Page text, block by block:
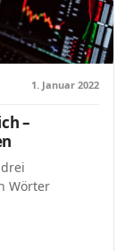
1. Januar 2022
–
Wörter